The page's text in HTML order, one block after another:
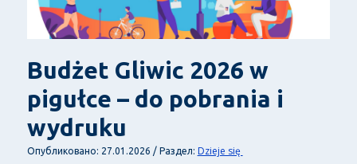
Budżet Gliwic 2026 w
pigułce – do pobrania i
wydruku
Опубликовано: 27.01.2026 / Раздел: Dzieje się